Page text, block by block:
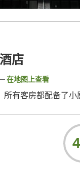
店
在地图上查看
所有客房都配备了